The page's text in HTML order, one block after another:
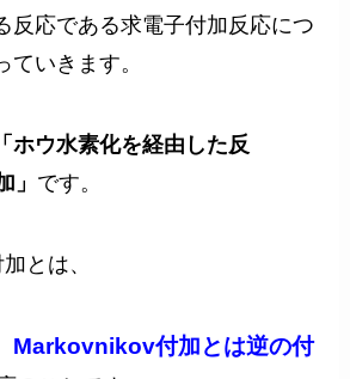
反応である求電子付加反応につ
ていきます。
「ホウ水素化を経由した反
」 です。
とは、
Markovnikov付加とは逆の付